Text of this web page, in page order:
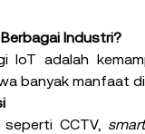
Industri?
IoT adalah
banyak manfaat
CCTV,